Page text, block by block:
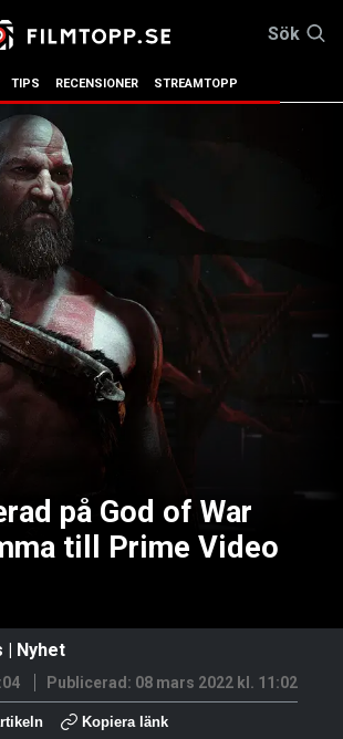
Sök
TIPS RECENSIONER STREAMTOPP
på God of War
till Prime Video
| Nyhet
Publicerad: 08 mars 2022 kl. 11:02
Kopiera länk